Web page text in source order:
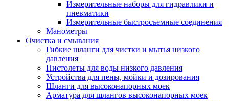
Измерительные наборы для гидравлики и
пневматики
Измерительные быстросъемные соединения
Манометры
Очистка и смывания
Гибкие шланги для чистки и мытья низкого
давления
Пистолеты для воды низкого давления
Устройства для пены, мойки и дозирования
Шланги для высоконапорных моек
Арматура для шлангов высоконапорных моек